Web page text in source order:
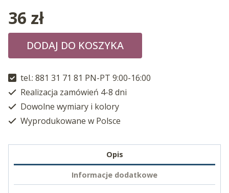
36 zł
DODAJ DO KOSZYKA
tel.: 881 31 71 81 PN-PT 9:00-16:00
Realizacja zamówień 4-8 dni
Dowolne wymiary i kolory
Wyprodukowane w Polsce
Opis
Informacje dodatkowe